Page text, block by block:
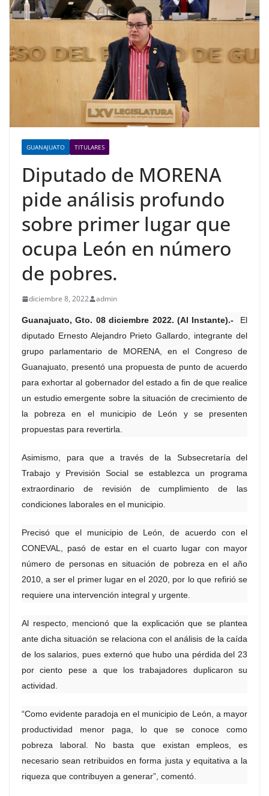
GUANAJUATO TITULARES
Diputado de MORENA
pide análisis profundo
sobre primer lugar que
ocupa León en número
de pobres.
diciembre 8, 2022 admin
Guanajuato, Gto. 08 diciembre 2022. (Al Instante).- El
diputado Ernesto Alejandro Prieto Gallardo, integrante del
grupo parlamentario de MORENA, en el Congreso de
Guanajuato, presentó una propuesta de punto de acuerdo
para exhortar al gobernador del estado a fin de que realice
un estudio emergente sobre la situación de crecimiento de
la pobreza en el municipio de León y se presenten
propuestas para revertirla.
Asimismo, para que a través de la Subsecretaría del
Trabajo y Previsión Social se establezca un programa
extraordinario de revisión de cumplimiento de las
condiciones laborales en el municipio.
Precisó que el municipio de León, de acuerdo con el
CONEVAL, pasó de estar en el cuarto lugar con mayor
número de personas en situación de pobreza en el año
2010, a ser el primer lugar en el 2020, por lo que refirió se
requiere una intervención integral y urgente.
Al respecto, mencionó que la explicación que se plantea
ante dicha situación se relaciona con el análisis de la caída
de los salarios, pues externó que hubo una pérdida del 23
por ciento pese a que los trabajadores duplicaron su
actividad.
“Como evidente paradoja en el municipio de León, a mayor
productividad menor paga, lo que se conoce como
pobreza laboral. No basta que existan empleos, es
necesario sean retribuidos en forma justa y equitativa a la
riqueza que contribuyen a generar”, comentó.